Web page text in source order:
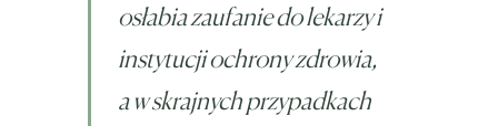
osłabia zaufanie do lekarzy i
instytucji ochrony zdrowia,
a w skrajnych przypadkach